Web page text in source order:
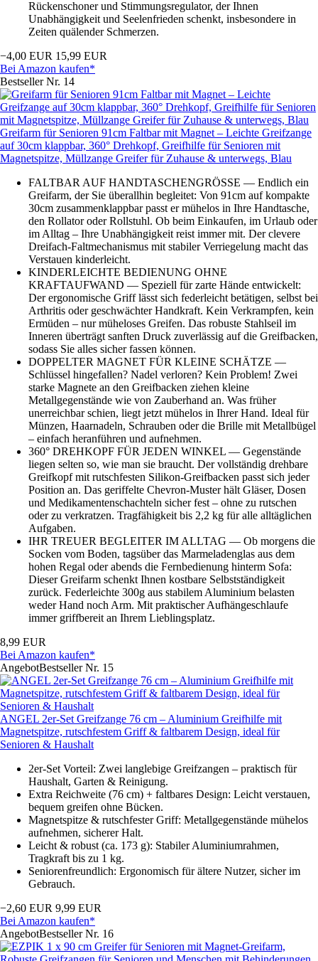
Rückenschoner und Stimmungsregulator, der Ihnen
Unabhängigkeit und Seelenfrieden schenkt, insbesondere in
Zeiten quälender Schmerzen.
−4,00 EUR 15,99 EUR
Bei Amazon kaufen*
Bestseller Nr. 14
Greifarm für Senioren 91cm Faltbar mit Magnet – Leichte Greifzange
auf 30cm klappbar, 360° Drehkopf, Greifhilfe für Senioren mit
Magnetspitze, Müllzange Greifer für Zuhause & unterwegs, Blau
FALTBAR AUF HANDTASCHENGRÖSSE — Endlich ein
Greifarm, der Sie überallhin begleitet: Von 91cm auf kompakte
30cm zusammenklappbar passt er mühelos in Ihre Handtasche,
den Rollator oder Rollstuhl. Ob beim Einkaufen, im Urlaub oder
im Alltag – Ihre Unabhängigkeit reist immer mit. Der clevere
Dreifach-Faltmechanismus mit stabiler Verriegelung macht das
Verstauen kinderleicht.
KINDERLEICHTE BEDIENUNG OHNE
KRAFTAUFWAND — Speziell für zarte Hände entwickelt:
Der ergonomische Griff lässt sich federleicht betätigen, selbst bei
Arthritis oder geschwächter Handkraft. Kein Verkrampfen, kein
Ermüden – nur müheloses Greifen. Das robuste Stahlseil im
Inneren überträgt sanften Druck zuverlässig auf die Greifbacken,
sodass Sie alles sicher fassen können.
DOPPELTER MAGNET FÜR KLEINE SCHÄTZE —
Schlüssel hingefallen? Nadel verloren? Kein Problem! Zwei
starke Magnete an den Greifbacken ziehen kleine
Metallgegenstände wie von Zauberhand an. Was früher
unerreichbar schien, liegt jetzt mühelos in Ihrer Hand. Ideal für
Münzen, Haarnadeln, Schrauben oder die Brille mit Metallbügel
– einfach heranführen und aufnehmen.
360° DREHKOPF FÜR JEDEN WINKEL — Gegenstände
liegen selten so, wie man sie braucht. Der vollständig drehbare
Greifkopf mit rutschfesten Silikon-Greifbacken passt sich jeder
Position an. Das geriffelte Chevron-Muster hält Gläser, Dosen
und Medikamentenschachteln sicher fest – ohne zu rutschen
oder zu verkratzen. Tragfähigkeit bis 2,2 kg für alle alltäglichen
Aufgaben.
IHR TREUER BEGLEITER IM ALLTAG — Ob morgens die
Socken vom Boden, tagsüber das Marmeladenglas aus dem
hohen Regal oder abends die Fernbedienung hinterm Sofa:
Dieser Greifarm schenkt Ihnen kostbare Selbstständigkeit
zurück. Federleichte 300g aus stabilem Aluminium belasten
weder Hand noch Arm. Mit praktischer Aufhängeschlaufe
immer griffbereit an Ihrem Lieblingsplatz.
8,99 EUR
Bei Amazon kaufen*
AngebotBestseller Nr. 15
ANGEL 2er-Set Greifzange 76 cm – Aluminium Greifhilfe mit
Magnetspitze, rutschfestem Griff & faltbarem Design, ideal für
Senioren & Haushalt
2er-Set Vorteil: Zwei langlebige Greifzangen – praktisch für
Haushalt, Garten & Reinigung.
Extra Reichweite (76 cm) + faltbares Design: Leicht verstauen,
bequem greifen ohne Bücken.
Magnetspitze & rutschfester Griff: Metallgegenstände mühelos
aufnehmen, sicherer Halt.
Leicht & robust (ca. 173 g): Stabiler Aluminiumrahmen,
Tragkraft bis zu 1 kg.
Seniorenfreundlich: Ergonomisch für ältere Nutzer, sicher im
Gebrauch.
−2,60 EUR 9,99 EUR
Bei Amazon kaufen*
AngebotBestseller Nr. 16